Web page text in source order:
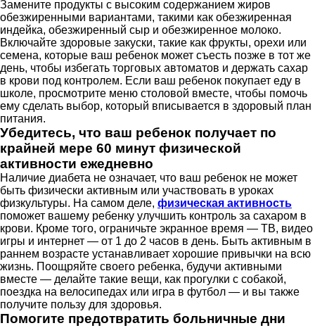
Замените продукты с высоким содержанием жиров
обезжиренными вариантами, такими как обезжиренная
индейка, обезжиренный сыр и обезжиренное молоко.
Включайте здоровые закуски, такие как фрукты, орехи или
семена, которые ваш ребенок может съесть позже в тот же
день, чтобы избегать торговых автоматов и держать сахар
в крови под контролем. Если ваш ребенок покупает еду в
школе, просмотрите меню столовой вместе, чтобы помочь
ему сделать выбор, который вписывается в здоровый план
питания.
Убедитесь, что ваш ребенок получает по
крайней мере 60 минут физической
активности ежедневно
Наличие диабета не означает, что ваш ребенок не может
быть физически активным или участвовать в уроках
физкультуры. На самом деле, физическая активность
поможет вашему ребенку улучшить контроль за сахаром в
крови. Кроме того, ограничьте экранное время — ТВ, видео
игры и интернет — от 1 до 2 часов в день. Быть активным в
раннем возрасте устанавливает хорошие привычки на всю
жизнь. Поощряйте своего ребенка, будучи активными
вместе — делайте такие вещи, как прогулки с собакой,
поездка на велосипедах или игра в футбол — и вы также
получите пользу для здоровья.
Помогите предотвратить больничные дни